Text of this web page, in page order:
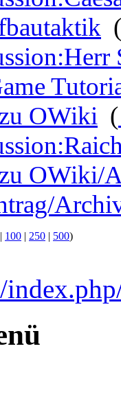
(
OWiki (
OWiki/
| 100 | 250 | 500)